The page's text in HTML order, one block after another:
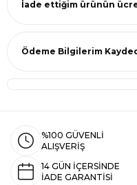
İade ettiğim ürünün
Ödeme Bilgilerim
%100 GÜVENLİ
ALIŞVERİŞ
14 GÜN İÇERSİNDE
İADE GARANTİSİ